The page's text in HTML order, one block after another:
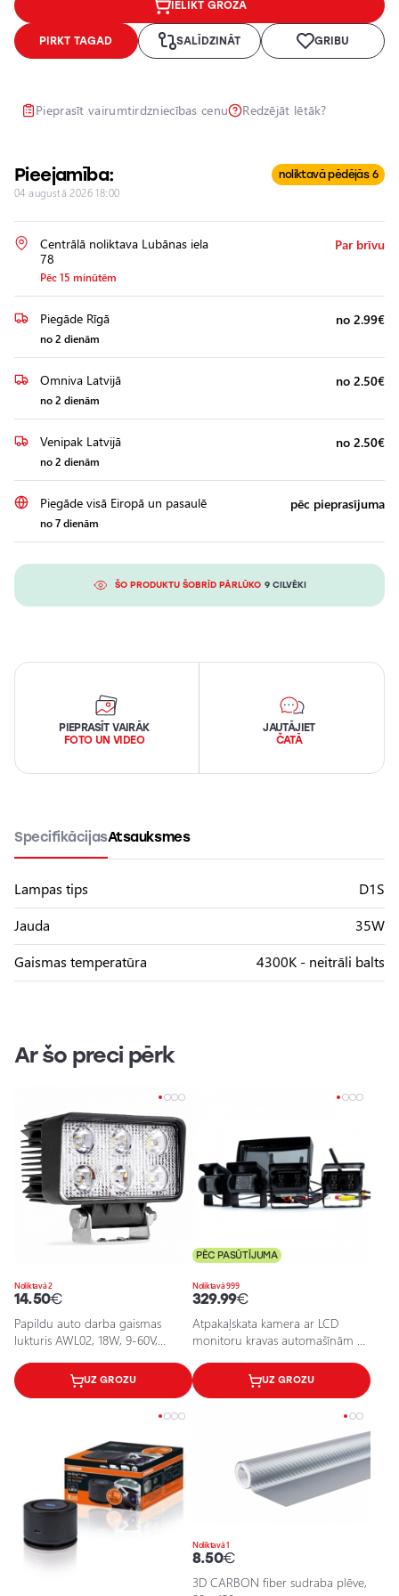
IELIKT GROZĀ
PIRKT TAGAD SALĪDZINĀT GRIBU
Pieprasīt vairumtirdzniecības cenu Redzējāt lētāk?
Pieejamība: noliktavā pēdējās 6
04 augustā 2026 18:00
Centrālā noliktava Lubānas iela
78
Pēc 15 minūtēm
Par brīvu
Piegāde Rīgā
no 2 dienām
no 2.99€
Omniva Latvijā
no 2 dienām
no 2.50€
Venipak Latvijā
no 2 dienām
no 2.50€
Piegāde visā Eiropā un pasaulē
no 7 dienām
pēc pieprasījuma
ŠO PRODUKTU ŠOBRĪD PĀRLŪKO 9 CILVĒKI
PIEPRASĪT VAIRĀK
FOTO UN VIDEO
JAUTĀJIET
ČATĀ
SpecifikācijasAtsauksmes
Lampas tips
D1S
Jauda
35W
Gaismas temperatūra
4300K - neitrāli balts
Ar šo preci pērk
Noliktavā 2
14.50€
Papildu auto darba gaismas
lukturis AWL02, 18W, 9-60V,
UZ GROZU
Noliktavā 999
PĒC PASŪTĪJUMA
329.99€
Atpakaļskata kamera ar LCD
monitoru kravas automašīnām ar
24V, 7 collas displejs
UZ GROZU
Noliktavā 1
8.50€
3D CARBON fiber sudraba plēve,
Lukturu
pulēšana
Papildu
uzstādīšana